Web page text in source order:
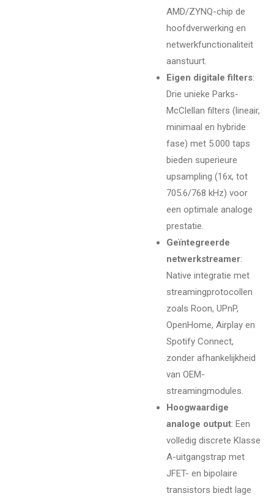
AMD/ZYNQ-chip de
hoofdverwerking en
netwerkfunctionaliteit
aanstuurt.
Eigen digitale filters:
Drie unieke Parks-
McClellan filters (lineair,
minimaal en hybride
fase) met 5.000 taps
bieden superieure
upsampling (16x, tot
705.6/768 kHz) voor
een optimale analoge
prestatie.
Geïntegreerde
netwerkstreamer:
Native integratie met
streamingprotocollen
zoals Roon, UPnP,
OpenHome, Airplay en
Spotify Connect,
zonder afhankelijkheid
van OEM-
streamingmodules.
Hoogwaardige
analoge output: Een
volledig discrete Klasse
A-uitgangstrap met
JFET- en bipolaire
transistors biedt lage